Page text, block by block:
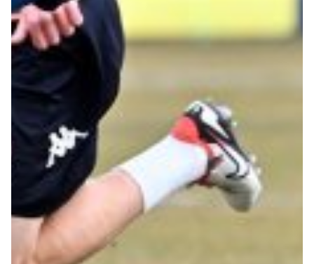
Summer Sale
Mare
Accessori
Party
Outlet
Helan x Genoa
Isolani x Genoa